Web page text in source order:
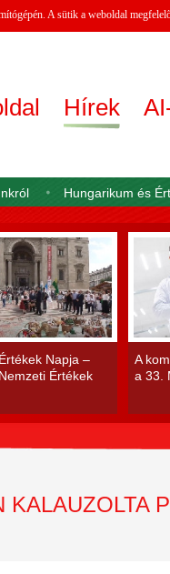
A sütik a weboldal
Hírek
Hungarikum és
Napja –
Értékek
A
a 33.
KALAUZOLTA